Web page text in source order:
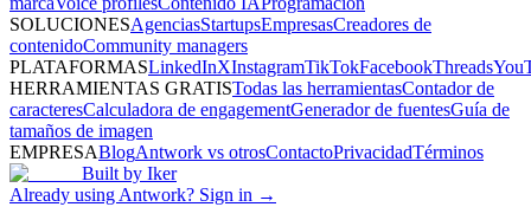
SOLUCIONESAgenciasStartupsEmpresasCreadores de
contenidoCommunity managers
PLATAFORMASLinkedInXInstagramTikTokFacebookThreads
HERRAMIENTAS GRATISTodas las herramientasContador de
caracteresCalculadora de engagementGenerador de fuentesGuía de
tamaños de imagen
EMPRESABlogAntwork vs otrosContactoPrivacidadTérminos
Built by Iker
Already using Antwork? Sign in →